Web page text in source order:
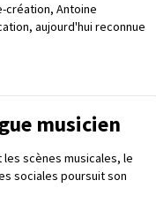
création, Antoine
aujourd'hui reconnue
musicien
scènes musicales, le
sociales poursuit son